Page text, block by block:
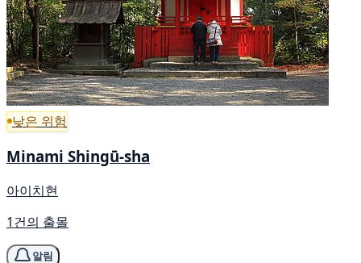
낮은 위험
Minami Shingū-sha
아이치현
1건의 출몰
알림